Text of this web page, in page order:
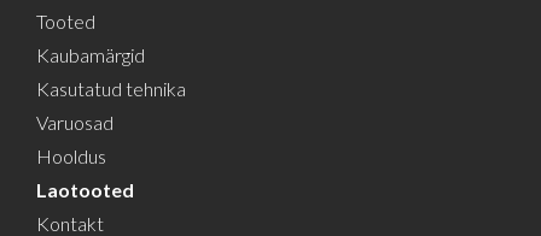
Tooted
Kaubamärgid
Kasutatud tehnika
Varuosad
Hooldus
Laotooted
Kontakt